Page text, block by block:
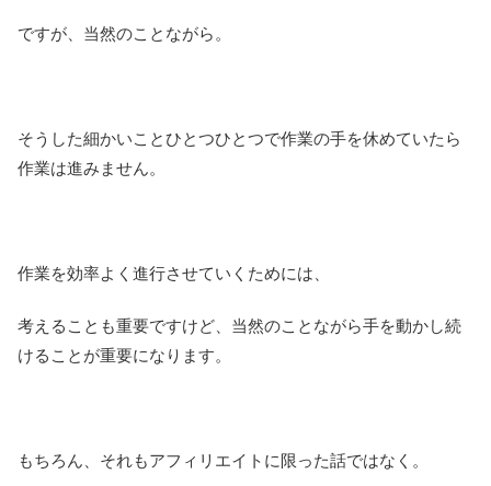
ですが、当然のことながら。
そうした細かいことひとつひとつで作業の手を休めていたら
作業は進みません。
作業を効率よく進行させていくためには、
考えることも重要ですけど、当然のことながら手を動かし続
けることが重要になります。
もちろん、それもアフィリエイトに限った話ではなく。